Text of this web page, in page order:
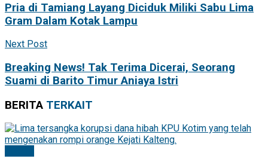
Pria di Tamiang Layang Diciduk Miliki Sabu Lima
Gram Dalam Kotak Lampu
Next Post
Breaking News! Tak Terima Dicerai, Seorang
Suami di Barito Timur Aniaya Istri
BERITA TERKAIT